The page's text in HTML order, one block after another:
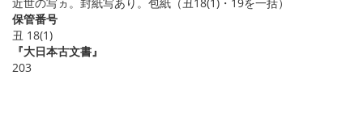
保管番号
丑 18(1)
『大日本古文書』
203